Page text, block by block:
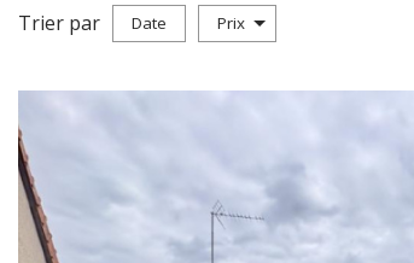
Location
Trier par Date Prix